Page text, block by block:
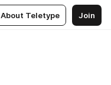
About Teletype Join